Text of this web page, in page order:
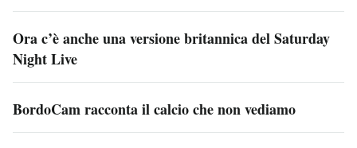
Ora c’è anche una versione britannica del Saturday
Night Live
BordoCam racconta il calcio che non vediamo